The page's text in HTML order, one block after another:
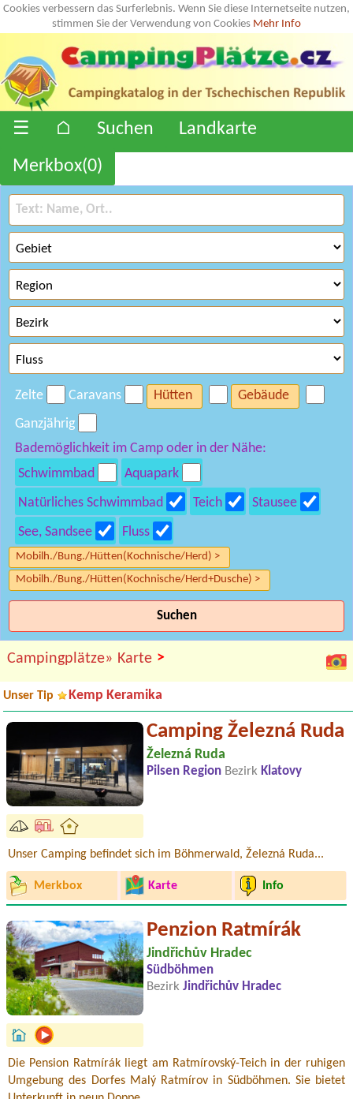
Cookies verbessern das Surferlebnis. Wenn Sie diese Internetseite nutzen,
stimmen Sie der Verwendung von Cookies Mehr Info
☰ ⌂ Suchen
Landkarte
Merkbox(0)
Zelte Caravans Hütten
Gebäude
Ganzjährig
Bademöglichkeit im Camp oder in der Nähe:
Schwimmbad
Aquapark
Natürliches Schwimmbad
Teich
Stausee
See, Sandsee
Fluss
Mobilh./Bung./Hütten(Kochnische/Herd) >
Mobilh./Bung./Hütten(Kochnische/Herd+Dusche) >
Suchen
Campingplätze» Karte >
Unser Tip Kemp Keramika
Camping Železná Ruda
Železná Ruda
Pilsen Region Bezirk Klatovy
Unser Camping befindet sich im Böhmerwald, Železná Ruda...
Merkbox Karte Info
Penzion Ratmírák
Jindřichův Hradec
Südböhmen
Bezirk Jindřichův Hradec
Die Pension Ratmírák liegt am Ratmírovský-Teich in der ruhigen
Umgebung des Dorfes Malý Ratmírov in Südböhmen. Sie bietet